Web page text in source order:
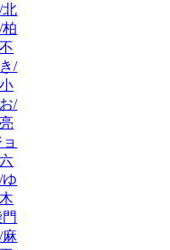
北
/
/
麻